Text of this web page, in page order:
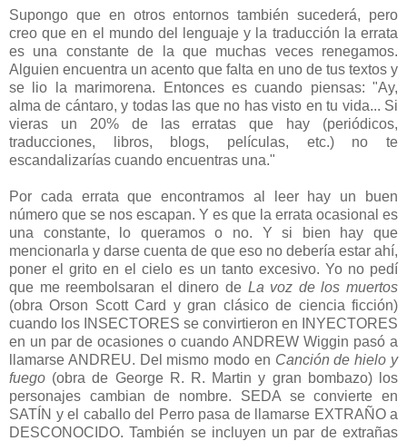
Supongo que en otros entornos también sucederá, pero
creo que en el mundo del lenguaje y la traducción la errata
es una constante de la que muchas veces renegamos.
Alguien encuentra un acento que falta en uno de tus textos y
se lio la marimorena. Entonces es cuando piensas: "Ay,
alma de cántaro, y todas las que no has visto en tu vida... Si
vieras un 20% de las erratas que hay (periódicos,
traducciones, libros, blogs, películas, etc.) no te
escandalizarías cuando encuentras una."
Por cada errata que encontramos al leer hay un buen
número que se nos escapan. Y es que la errata ocasional es
una constante, lo queramos o no. Y si bien hay que
mencionarla y darse cuenta de que eso no debería estar ahí,
poner el grito en el cielo es un tanto excesivo. Yo no pedí
que me reembolsaran el dinero de La voz de los muertos
(obra Orson Scott Card y gran clásico de ciencia ficción)
cuando los INSECTORES se convirtieron en INYECTORES
en un par de ocasiones o cuando ANDREW Wiggin pasó a
llamarse ANDREU. Del mismo modo en Canción de hielo y
fuego (obra de George R. R. Martin y gran bombazo) los
personajes cambian de nombre. SEDA se convierte en
SATÍN y el caballo del Perro pasa de llamarse EXTRAÑO a
DESCONOCIDO. También se incluyen un par de extrañas